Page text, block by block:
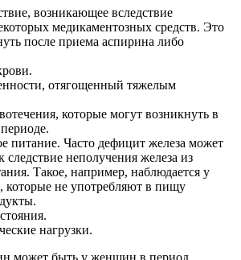
возникающее вследствие
медикаментозных средств. Это
после приема аспирина либо
отягощенный тяжелым
которые могут возникнуть в
питание. Часто дефицит железа может
следствие неполучения железа из
Такое, например, наблюдается у
которые не употребляют в пищу
нагрузки.